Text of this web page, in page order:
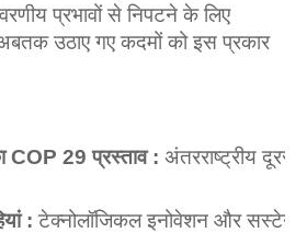
प्रभावों से निपटने के लिए
उठाए गए कदमों को इस प्रकार
COP 29 प्रस्‍ताव : अंतरराष्‍ट्रीय
: टेक्‍नोलॉजिकल इनोवेशन और